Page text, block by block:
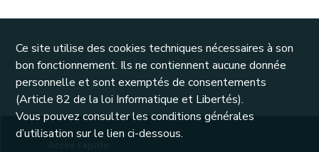
Ce site utilise des cookies techniques nécessaires à son
bon fonctionnement. Ils ne contiennent aucune donnée
personnelle et sont exemptés de consentements
(Article 82 de la loi Informatique et Libertés).
Vous pouvez consulter les conditions générales
d’utilisation sur le lien ci-dessous.